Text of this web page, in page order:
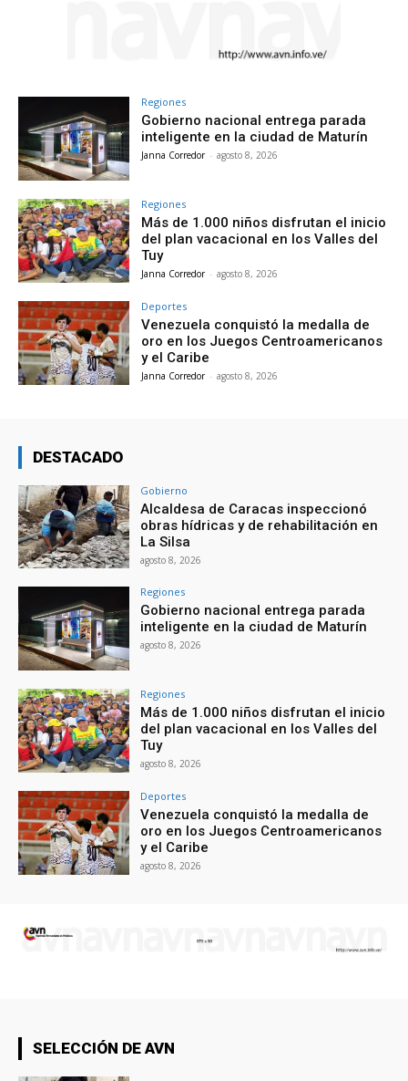
Regiones
Gobierno nacional entrega parada
inteligente en la ciudad de Maturín
Janna Corredor - agosto 8, 2026
Regiones
Más de 1.000 niños disfrutan el inicio
del plan vacacional en los Valles del
Tuy
Janna Corredor - agosto 8, 2026
Deportes
Venezuela conquistó la medalla de
oro en los Juegos Centroamericanos
y el Caribe
Janna Corredor - agosto 8, 2026
DESTACADO
Gobierno
Alcaldesa de Caracas inspeccionó
obras hídricas y de rehabilitación en
La Silsa
agosto 8, 2026
Regiones
Gobierno nacional entrega parada
inteligente en la ciudad de Maturín
agosto 8, 2026
Regiones
Más de 1.000 niños disfrutan el inicio
del plan vacacional en los Valles del
Tuy
agosto 8, 2026
Deportes
Venezuela conquistó la medalla de
oro en los Juegos Centroamericanos
y el Caribe
agosto 8, 2026
SELECCIÓN DE AVN